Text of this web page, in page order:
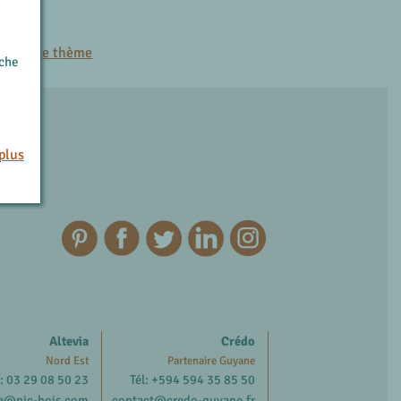
même thème
Altevia
Nord Est
03 29 08 50 23
Crédo
Partenaire Guyane
Tél: +594 594 35 85 50